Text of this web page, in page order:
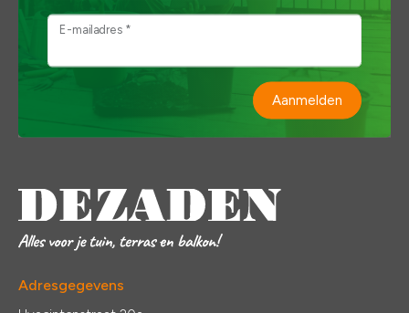
E-mailadres *
Aanmelden
Adresgegevens